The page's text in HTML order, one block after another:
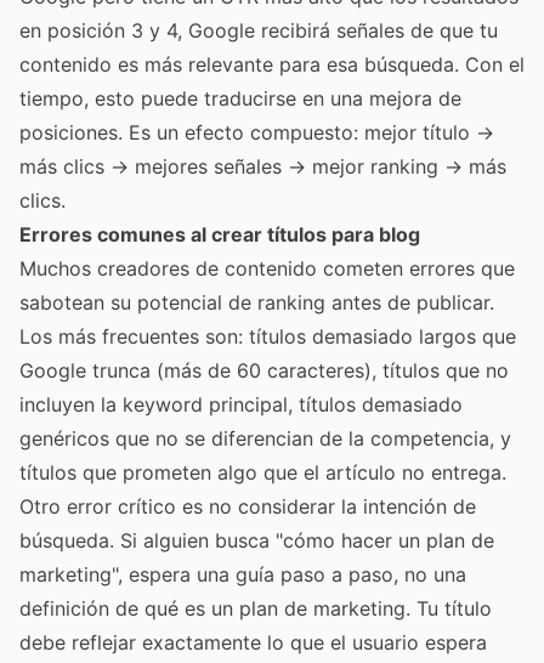
en posición 3 y 4, Google recibirá señales de que tu
contenido es más relevante para esa búsqueda. Con el
tiempo, esto puede traducirse en una mejora de
posiciones. Es un efecto compuesto: mejor título →
más clics → mejores señales → mejor ranking → más
clics.
Errores comunes al crear títulos para blog
Muchos creadores de contenido cometen errores que
sabotean su potencial de ranking antes de publicar.
Los más frecuentes son: títulos demasiado largos que
Google trunca (más de 60 caracteres), títulos que no
incluyen la keyword principal, títulos demasiado
genéricos que no se diferencian de la competencia, y
títulos que prometen algo que el artículo no entrega.
Otro error crítico es no considerar la intención de
búsqueda. Si alguien busca "cómo hacer un plan de
marketing", espera una guía paso a paso, no una
definición de qué es un plan de marketing. Tu título
debe reflejar exactamente lo que el usuario espera